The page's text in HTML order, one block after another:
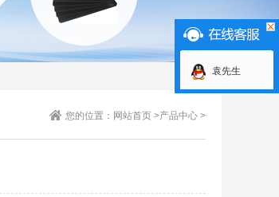
您的位置： 网站首页 >产品中心 >
袁先生